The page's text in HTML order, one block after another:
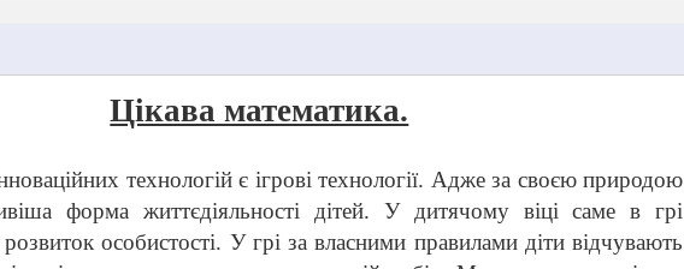
Цікава математика.
технологій є ігрові технології. Адже за своєю природою
форма життєдіяльності дітей. У дитячому віці саме в грі
особистості. У грі за власними правилами діти відчувають